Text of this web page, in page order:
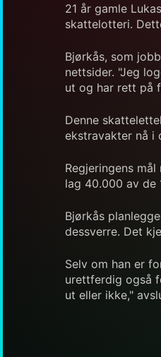
21 år gamle
skattelotteri.
Bjørkås, som
nettsider. "Jeg
ut og har rett på
Denne
ekstravakter nå i
Regjeringens
lag 40.000 av
Bjørkås
dessverre. Det
Selv om han er
urettferdig også
ut eller ikke,"